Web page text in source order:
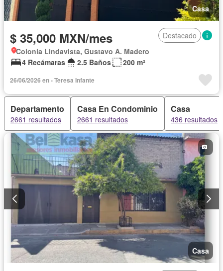
Casa
$ 35,000 MXN/mes
Destacado
Colonia Lindavista, Gustavo A. Madero
4 Recámaras
2.5 Baños 200 m²
26/06/2026 en - Teresa Infante
Departamento
2661 resultados
Casa En Condominio
2661 resultados
Casa
436 resultados
Casa